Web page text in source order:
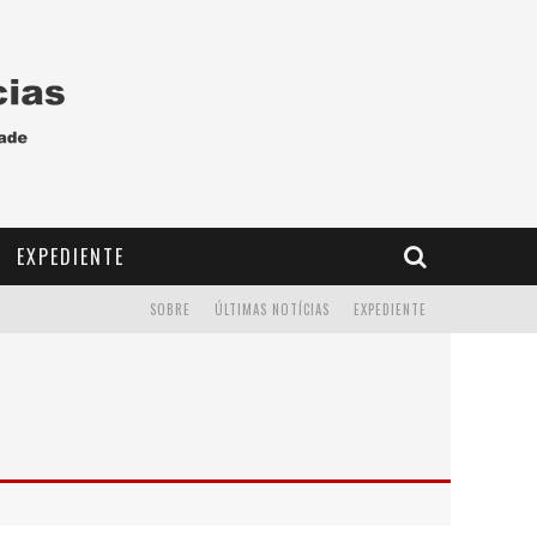
EXPEDIENTE
EXPEDIENTE
ÚLTIMAS NOTÍCIAS
SOBRE